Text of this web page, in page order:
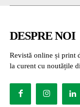
DESPRE NOI
Revistă online și print
la curent cu noutățile